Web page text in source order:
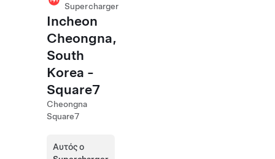
Supercharger
Incheon
Cheongna,
South
Korea -
Square7
Cheongna
Square7
Αυτός ο